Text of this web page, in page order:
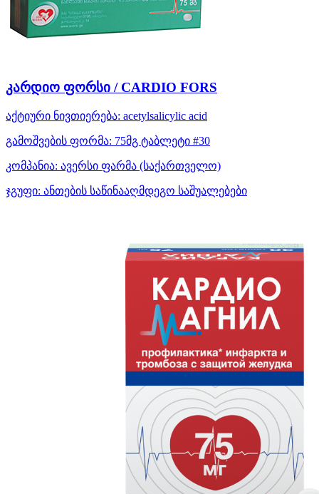
კარდიო ფორსი / CARDIO FORS
აქტიური ნივთიერება: acetylsalicylic acid
გამოშვების ფორმა: 75მგ ტაბლეტი #30
კომპანია: ავერსი ფარმა (საქართველო)
ჯგუფი: ანთების საწინააღმდეგო საშუალებები